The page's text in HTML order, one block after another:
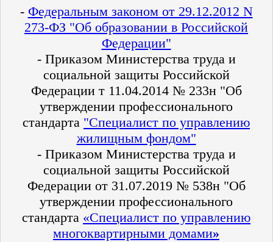
- Федеральным законом от 29.12.2012 N
273-ФЗ "Об образовании в Российской
Федерации"
- Приказом Министерства труда и
социальной защиты Российской
Федерации т 11.04.2014 № 233н "Об
утверждении профессионального
стандарта "Специалист по управлению
жилищным фондом"
- Приказом Министерства труда и
социальной защиты Российской
Федерации от 31.07.2019 № 538н "Об
утверждении профессионального
стандарта «Специалист по управлению
многоквартирными домами»